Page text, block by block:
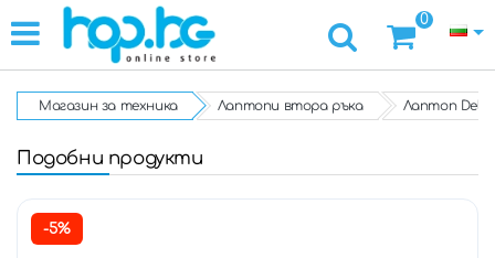
0
Магазин за техника Лаптопи втора ръка Лаптоп Dell
Подобни продукти
-5%